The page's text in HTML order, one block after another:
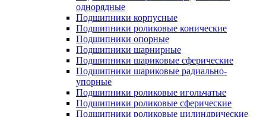
однорядные
Подшипники корпусные
Подшипники роликовые конические
Подшипники опорные
Подшипники шарнирные
Подшипники шариковые сферические
Подшипники шариковые радиально-
упорные
Подшипники роликовые игольчатые
Подшипники роликовые сферические
Подшипники роликовые цилиндрические